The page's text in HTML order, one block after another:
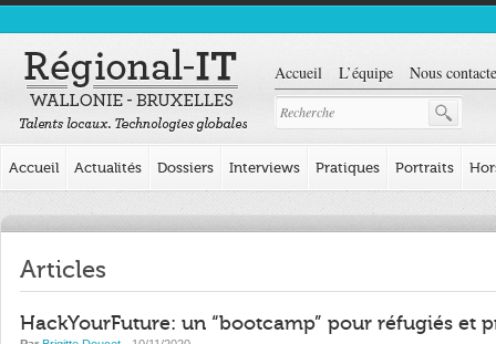
Accueil L’équipe Nous
Accueil Actualités Dossiers Interviews Pratiques Portraits
Articles
HackYourFuture: un “bootcamp” pour réfugiés et